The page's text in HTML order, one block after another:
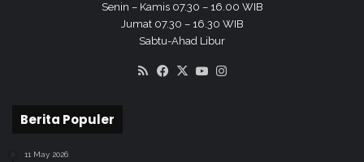
Senin – Kamis 07.30 – 16.00 WIB
Jumat 07.30 – 16.30 WIB
Sabtu-Ahad Libur
RSS Facebook
X YouTube
Berita Populer
11 May 2026